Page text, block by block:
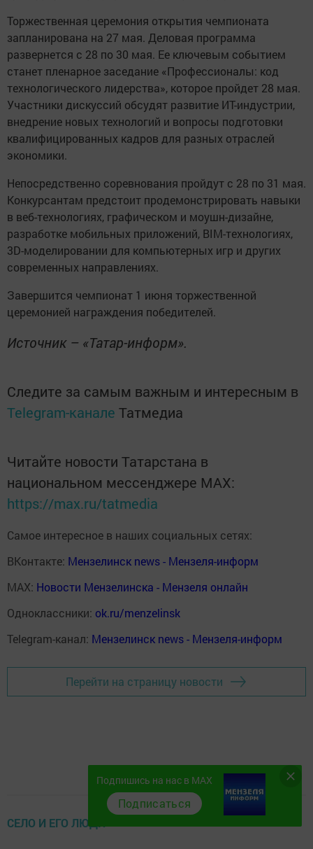
Торжественная церемония открытия чемпионата
запланирована на 27 мая. Деловая программа
развернется с 28 по 30 мая. Ее ключевым событием
станет пленарное заседание «Профессионалы: код
технологического лидерства», которое пройдет 28 мая.
Участники дискуссий обсудят развитие ИТ-индустрии,
внедрение новых технологий и вопросы подготовки
квалифицированных кадров для разных отраслей
экономики.
Непосредственно соревнования пройдут с 28 по 31 мая.
Конкурсантам предстоит продемонстрировать навыки
в веб-технологиях, графическом и моушн-дизайне,
разработке мобильных приложений, BIM-технологиях,
3D-моделировании для компьютерных игр и других
современных направлениях.
Завершится чемпионат 1 июня торжественной
церемонией награждения победителей.
Источник – «Татар-информ».
Следите за самым важным и интересным в
Telegram-канале Татмедиа
Читайте новости Татарстана в
национальном мессенджере MАХ:
https://max.ru/tatmedia
Самое интересное в наших социальных сетях:
ВКонтакте: Мензелинск news - Мензеля-информ
MAX: Новости Мензелинска - Мензеля онлайн
Одноклассники: ok.ru/menzelinsk
Telegram-канал: Мензелинск news - Мензеля-информ
Перейти на страницу новости
СЕЛО И ЕГО ЛЮДИ
Подпишись на нас в MAX
Подписаться